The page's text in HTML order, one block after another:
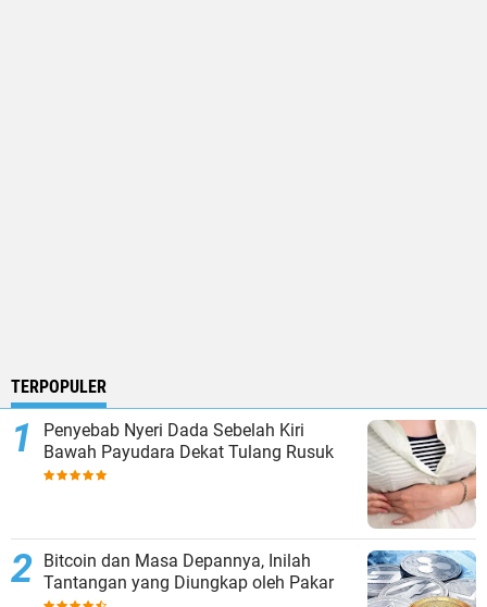
TERPOPULER
Penyebab Nyeri Dada Sebelah Kiri
Bawah Payudara Dekat Tulang Rusuk
Bitcoin dan Masa Depannya, Inilah
Tantangan yang Diungkap oleh Pakar